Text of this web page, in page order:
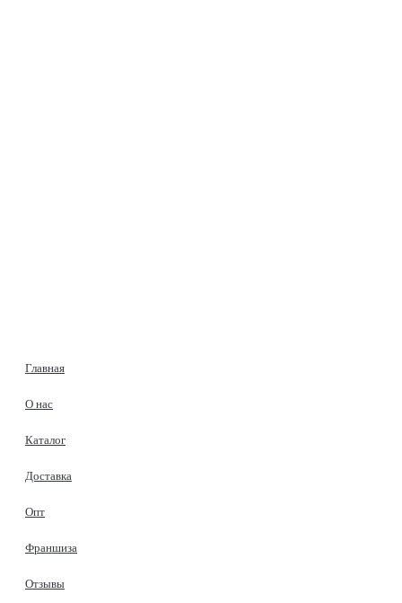
Главная
О нас
Каталог
Доставка
Опт
Франшиза
Отзывы